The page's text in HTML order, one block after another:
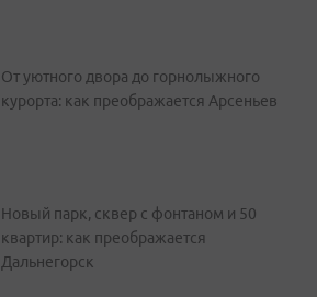
От уютного двора до горнолыжного
курорта: как преображается Арсеньев
Новый парк, сквер с фонтаном и 50
квартир: как преображается
Дальнегорск